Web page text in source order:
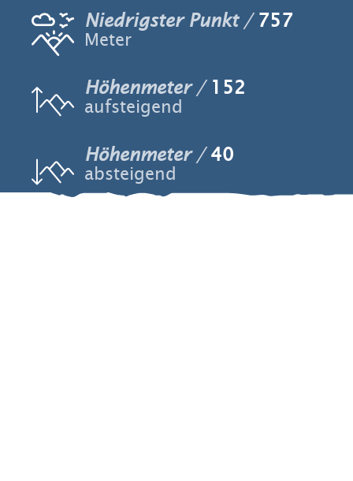
Niedrigster Punkt 757
Meter
Höhenmeter 152
aufsteigend
Höhenmeter 40
absteigend